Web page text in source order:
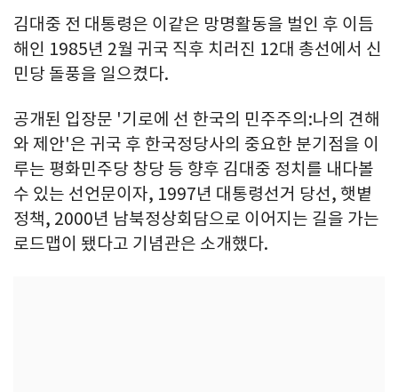
김대중 전 대통령은 이같은 망명활동을 벌인 후 이듬
해인 1985년 2월 귀국 직후 치러진 12대 총선에서 신
민당 돌풍을 일으켰다.
공개된 입장문 '기로에 선 한국의 민주주의:나의 견해
와 제안'은 귀국 후 한국정당사의 중요한 분기점을 이
루는 평화민주당 창당 등 향후 김대중 정치를 내다볼
수 있는 선언문이자, 1997년 대통령선거 당선, 햇볕
정책, 2000년 남북정상회담으로 이어지는 길을 가는
로드맵이 됐다고 기념관은 소개했다.